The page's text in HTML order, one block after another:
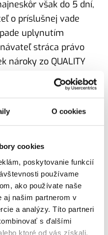
O cookies
cookies
poskytovanie funkcií
používame
ako používate naše
aj našim partnerom v
a analýzy. Títo partneri
s ďalšími
ktoré od vás získali,
však do 5 dní,
o príslušnej vade
uplynutím
stráca právo
nároky zo QUALITY
za vady
KONTROLL
záručnej doby
nezodpovedá
vady služby v prípade,
reklamácie
iným
že dosiaľ
na ňu poskytnutá.